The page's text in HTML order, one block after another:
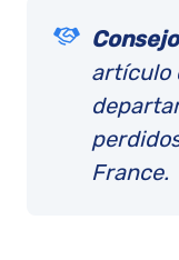
artículo
France.